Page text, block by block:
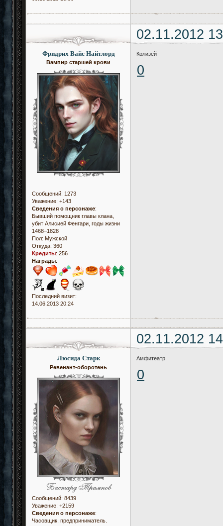
02.11.2012
Фридрих Вайс Найтлорд
Вампир старшей крови
Сообщений: 1273
Уважение: +143
Сведения о персонаже:
Бывший помощник главы клана,
убит Алисией Фенгари, годы жизни
1468–1828
Пол: Мужской
Откуда: 360
Кредиты: 256
Награды:
Последний визит:
14.06.2013 20:24
Колизей
0
02.11.2012
Люсида Старк
Ревенант-оборотень
Сообщений: 8439
Уважение: +2159
Сведения о персонаже:
Часовщик, предприниматель.
Амфитеатр
0